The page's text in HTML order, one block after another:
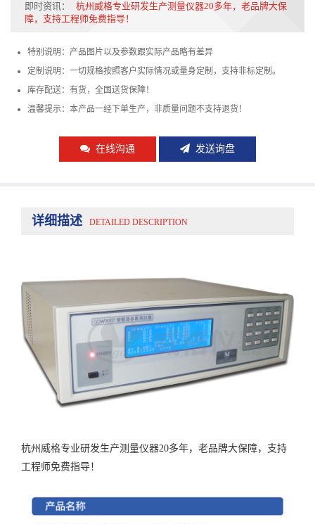
即时资讯：
杭州威格专业研发生产测量仪器20多年，老品牌大保
障，支持工程师免费指导！
特别说明：产品图片以及参数跟实际产品略有差异
定制说明：一切规格按照客户实际情况或量身定制，支持非标定制。
库存配送：有货，全国送货保障！
温馨提示：本产品一经下单生产，非质量问题不支持退货！
在线沟通 发送询盘
详细描述 DETAILED DESCRIPTION
杭州威格专业研发生产测量仪器20多年，老品牌大保障，支持
工程师免费指导！